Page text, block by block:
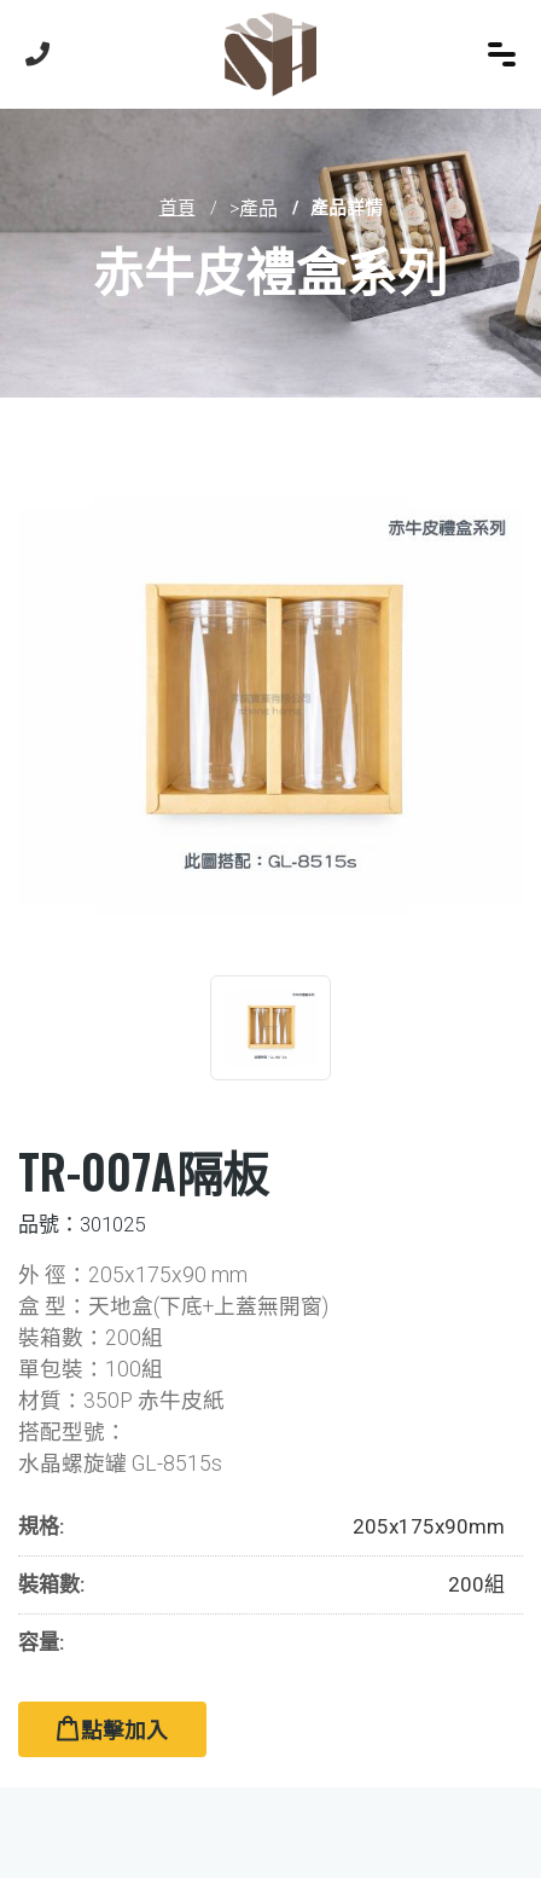
首頁 >產品 產品詳情
赤牛皮禮盒系列
TR-007A隔板
品號：301025
外 徑：205x175x90 mm
盒 型：天地盒(下底+上蓋無開窗)
裝箱數：200組
單包裝：100組
材質：350P 赤牛皮紙
搭配型號：
水晶螺旋罐 GL-8515s
規格: 205x175x90mm
裝箱數: 200組
容量:
點擊加入